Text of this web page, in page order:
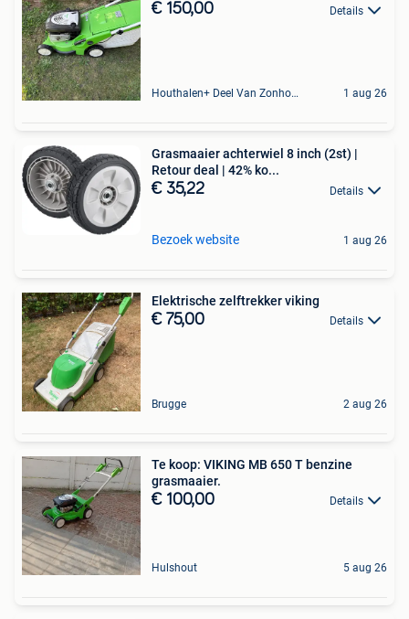
€ 150,00 Details
Houthalen+ Deel Van Zonhoven En Zolder 1 aug 26
Grasmaaier achterwiel 8 inch (2st) |
Retour deal | 42% ko...
€ 35,22 Details
Bezoek website 1 aug 26
Elektrische zelftrekker viking
€ 75,00 Details
Brugge 2 aug 26
Te koop: VIKING MB 650 T benzine
grasmaaier.
€ 100,00 Details
Hulshout 5 aug 26